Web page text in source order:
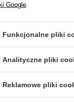
Google
Funkcjonalne pliki
Analityczne pliki
Reklamowe pliki